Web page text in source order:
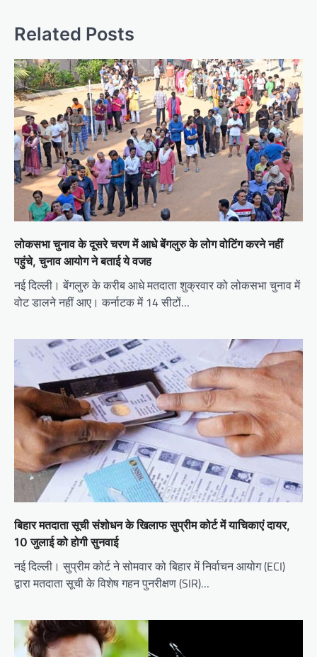
Related Posts
लोकसभा चुनाव के दूसरे चरण में आधे बेंगलुरु के लोग वोटिंग करने नहीं
पहुंचे, चुनाव आयोग ने बताई ये वजह
नई दिल्ली। बेंगलुरु के करीब आधे मतदाता शुक्रवार को लोकसभा चुनाव में
वोट डालने नहीं आए। कर्नाटक में 14 सीटों…
बिहार मतदाता सूची संशोधन के खिलाफ सुप्रीम कोर्ट में याचिकाएं दायर,
10 जुलाई को होगी सुनवाई
नई दिल्ली। सुप्रीम कोर्ट ने सोमवार को बिहार में निर्वाचन आयोग (ECI)
द्वारा मतदाता सूची के विशेष गहन पुनरीक्षण (SIR)…